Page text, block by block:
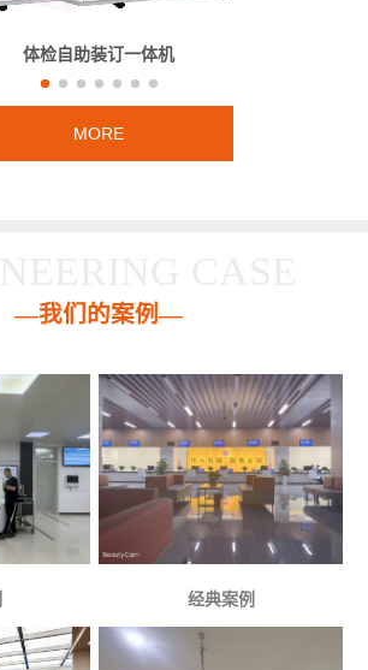
体检自助装订一体机
MORE
—我们的案例—
经典案例